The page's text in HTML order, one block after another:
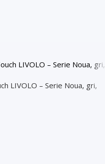
LIVOLO – Serie Noua, gri,